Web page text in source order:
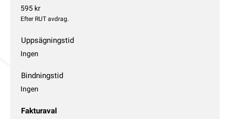
595 kr
Efter RUT avdrag.
Uppsägningstid
Ingen
Bindningstid
Ingen
Fakturaval